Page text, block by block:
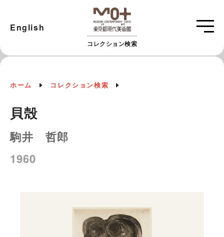
コレクション検索
English
ホーム コレクション検索
貝殻
駒井 哲郎
1960